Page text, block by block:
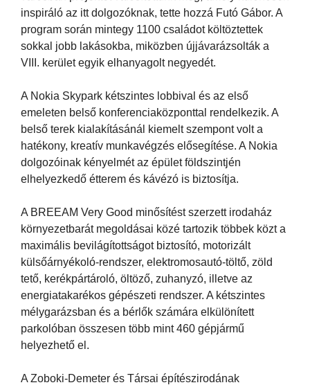
inspiráló az itt dolgozóknak, tette hozzá Futó Gábor. A
program során mintegy 1100 családot költöztettek
sokkal jobb lakásokba, miközben újjávarázsolták a
VIII. kerület egyik elhanyagolt negyedét.
A Nokia Skypark kétszintes lobbival és az első
emeleten belső konferenciaközponttal rendelkezik. A
belső terek kialakításánál kiemelt szempont volt a
hatékony, kreatív munkavégzés elősegítése. A Nokia
dolgozóinak kényelmét az épület földszintjén
elhelyezkedő étterem és kávézó is biztosítja.
A BREEAM Very Good minősítést szerzett irodaház
környezetbarát megoldásai közé tartozik többek közt a
maximális bevilágítottságot biztosító, motorizált
külsőárnyékoló-rendszer, elektromosautó-töltő, zöld
tető, kerékpártároló, öltöző, zuhanyzó, illetve az
energiatakarékos gépészeti rendszer. A kétszintes
mélygarázsban és a bérlők számára elkülönített
parkolóban összesen több mint 460 gépjármű
helyezhető el.
A Zoboki-Demeter és Társai építészirodának